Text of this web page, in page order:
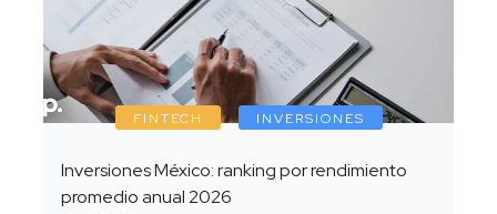
FINTECH INVERSIONES
Inversiones México: ranking por rendimiento
promedio anual 2026